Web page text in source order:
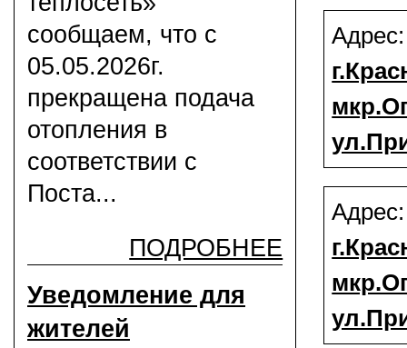
сообщаем, что с
05.05.2026г.
прекращена подача
отопления в
соответствии с
Поста...
ПОДРОБНЕЕ
Уведомление для
жителей